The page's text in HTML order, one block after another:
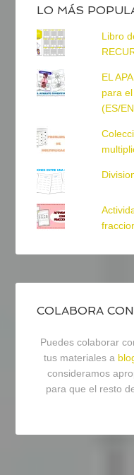
LO MÁS
Libro
EL
para
(ES/
COLABORA
Puedes colaborar
tus materiales a
consideramos
para que el resto